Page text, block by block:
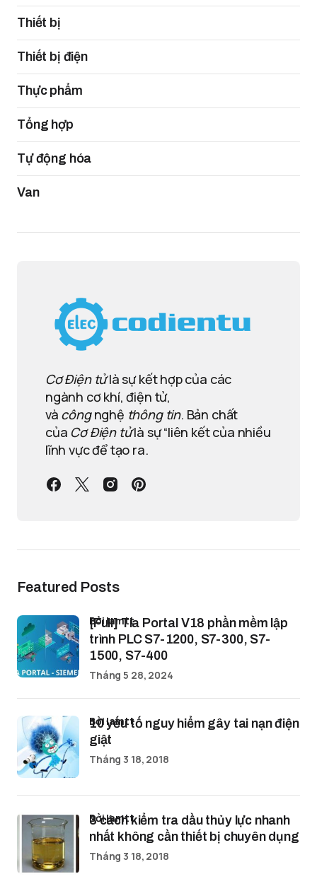
Thiết bị
Thiết bị điện
Thực phẩm
Tổng hợp
Tự động hóa
Van
Cơ Điện tửlà sự kết hợp của các
ngành cơ khí, điện tử,
và côngnghệ thông tin. Bản chất
của Cơ Điện tửlà sự “liên kết của nhiều
lĩnh vực để tạo ra.
Featured Posts
[Full] Tia Portal V18 phần mềm lập
trình PLC S7-1200, S7-300, S7-
1500, S7-400
bởi lamtt
Tháng 5 28, 2024
10 yếu tố nguy hiểm gây tai nạn điện
giật
bởi lamtt
Tháng 3 18, 2018
3 cách kiểm tra dầu thủy lực nhanh
nhất không cần thiết bị chuyên dụng
bởi lamtt
Tháng 3 18, 2018